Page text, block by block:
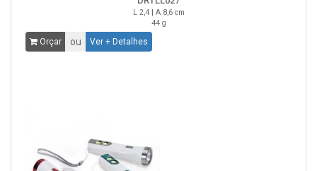
L 2,4 | A 8,6 cm
44 g
Orçar ou Ver + Detalhes